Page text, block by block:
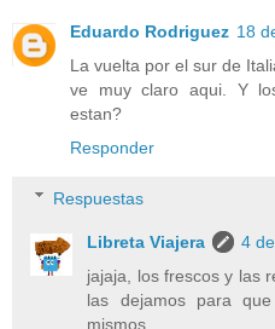
Eduardo Rodriguez 18
La vuelta por el sur de
ve muy claro aqui. Y
estan?
Responder
Respuestas
Libreta Viajera
4
jajaja, los frescos y las
las dejamos para
mismos.